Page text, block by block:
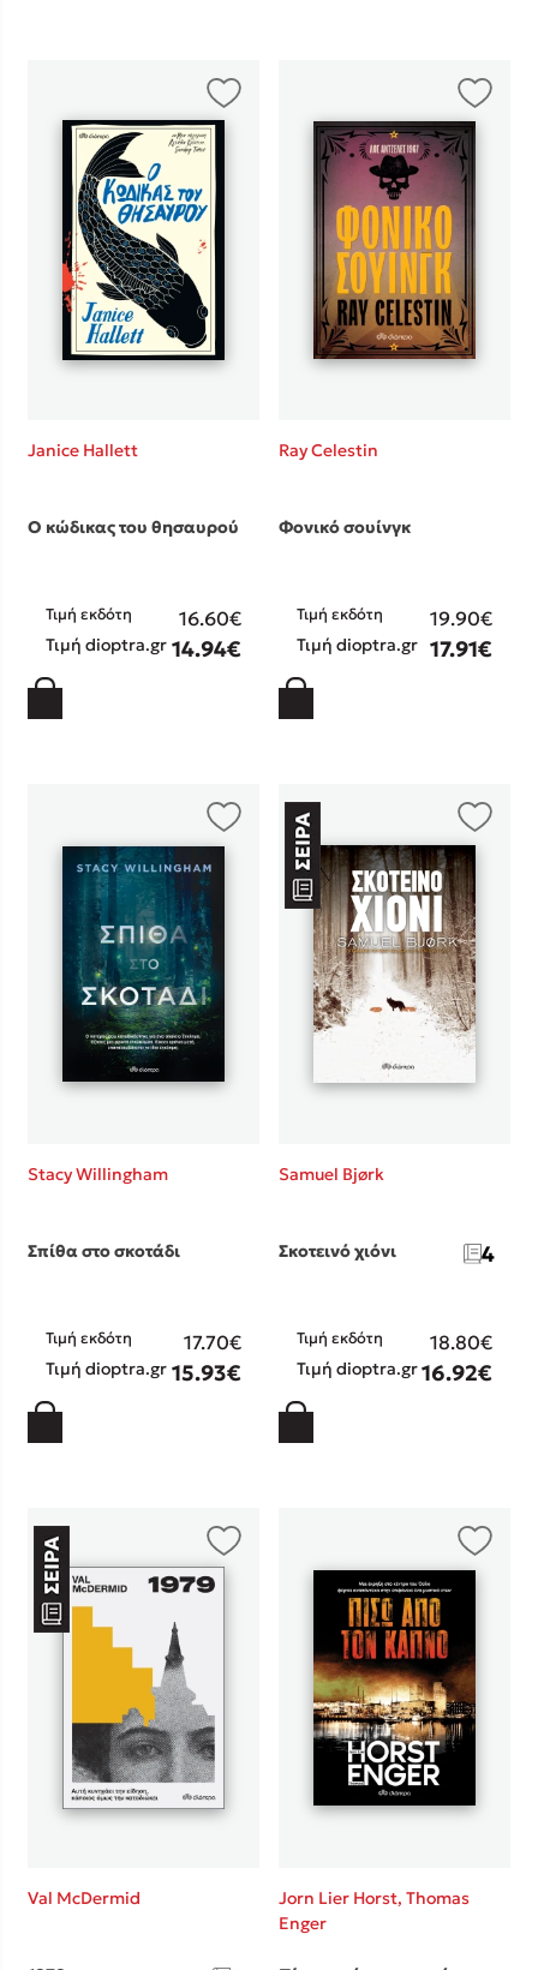
Janice Hallett
Ο κώδικας του θησαυρού
Τιμή εκδότη 16.60€
Τιμή dioptra.gr 14.94€
Ray Celestin
Φονικό σουίνγκ
Τιμή εκδότη 19.90€
Τιμή dioptra.gr 17.91€
Stacy Willingham
Σπίθα στο σκοτάδι
Τιμή εκδότη 17.70€
Τιμή dioptra.gr 15.93€
Samuel Bjørk
Σκοτεινό χιόνι 4
Τιμή εκδότη 18.80€
Τιμή dioptra.gr16.92€
Val McDermid Jorn Lier Horst, Thomas
Enger